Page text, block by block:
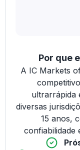
Por que
A IC Markets
ultrarrápida
diversas
15 anos,
confiabilidade